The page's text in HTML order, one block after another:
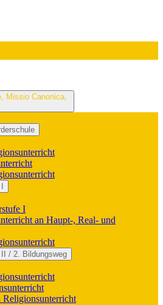
Missio Canonica,
I
an Haupt-, Real- und
/ 2. Bildungsweg
Religionsunterricht